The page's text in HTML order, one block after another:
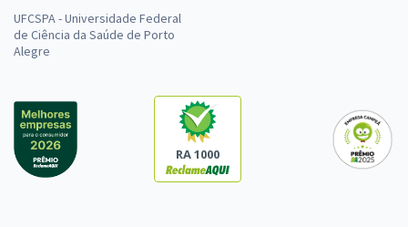
UFCSPA - Universidade Federal
de Ciência da Saúde de Porto
Alegre
RA 1000